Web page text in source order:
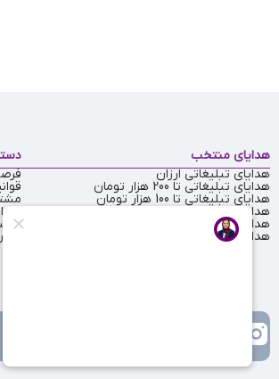
هدایای منتخب
هدایای تبلیغاتی ارزان
هدایای تبلیغاتی تا 200 هزار تومان
هدایای تبلیغاتی تا 100 هزار تومان
هدایای تبلیغاتی تا 50 هزار تومان
هدایای تبلیغاتی یلدا
هدایای تبلیغاتی عید نوروز